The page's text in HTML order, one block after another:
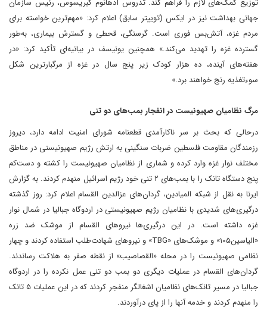
توزیع کمک‌های لازم را فراهم کند. تدروس آدهانوم گبریسوس، رئیس سازمان
جهانی بهداشت نیز در ایکس (توییتر سابق) اعلام کرد: «مهم‌ترین خواسته برای
مردم غزه، آتش‌بس فوری است. گرسنگی، قحطی و گسترش بیماری، به‌طور
گسترده غزه را تهدید می‌کند.» همچنین یونیسف در بیانیه‌ای تأکید کرد: «در
هفته‌های آینده، ده هزار کودک زیر پنج سال در غزه از مرگبارترین شکل
سوءتغذیه رنج خواهند برد.»
مرگ نظامیان صهیونیست در انفجار بمب‌های دو تنی
درحالی که بحث بر سر ناکارآمدی قطعنامه شورای امنیت ادامه دارد، دیروز
رزمندگان مقاومت فلسطین ضربات سنگینی به ارتش رژیم صهیونیستی در مناطق
مختلف نوار غزه وارد کرده و شماری از نظامیان صهیونیست را کشته و دست‌کم
پنج دستگاه تانک را با بمب‌های ۲ تنی خود رژیم اسرائیل منهدم کردند. به گزارش
ایرنا به نقل از شبکه المیادین، گردان‌های عزالدین القسام اعلام کرد: روز گذشته
درگیری‌های شدیدی با نظامیان رژیم صهیونیستی در اردوگاه جبالیا در شمال نوار
غزه داشته است. در این درگیری‌ها نیروهای القسام از موشک ضد زره
«الیاسین۱۰۵» و موشک‌های «TBG» و نیروهای شهادت‌طلب استفاده کردند و چهار
نظامی صهیونیست را در محله «القصاصیب» از نقطه صفر به هلاکت رساندند.
گردان‌های القسام در عملیات دیگری دو بمب دو تنی عمل نکرده را در اردوگاه
جبالیا در مسیر تانک‌های نظامیان اشغالگر منفجر کردند که در این عملیات ۵ تانک
را منهدم کردند و خدمه آنها را از پای درآوردند.